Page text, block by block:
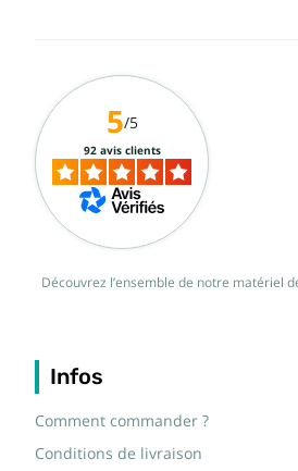
Découvrez l’ensemble de notre matériel
Infos
Comment commander ?
Conditions de livraison
5/5
92 avis clients